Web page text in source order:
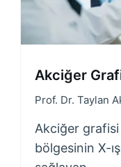
Akciğer
Prof. Dr. Taylan
Akciğer
bölgesinin X-